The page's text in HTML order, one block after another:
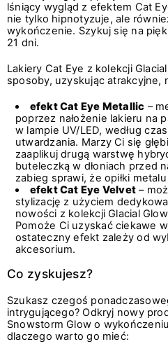
lśniący wygląd z efektem Cat
nie tylko hipnotyzuje, ale
wykończenie. Szykuj się na
21 dni.
Lakiery Cat Eye z kolekcji
sposoby, uzyskując atrakcyjne,
efekt Cat Eye Metallic –
poprzez nałożenie lakieru na
w lampie UV/LED, według
utwardzania. Marzy Ci się
zaaplikuj drugą warstwę
buteleczką w dłoniach przed
zabieg sprawi, że opiłki
efekt Cat Eye Velvet –
stylizację z użyciem
nowości z kolekcji Glacial
Pomoże Ci uzyskać ciekawe
ostateczny efekt zależy od
akcesorium.
Co zyskujesz?
Szukasz czegoś
intrygującego? Odkryj nowy
Snowstorm Glow o
dlaczego warto go mieć: